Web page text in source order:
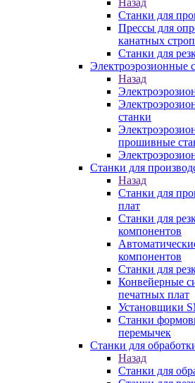
Назад
Станки для
Прессы для
канатных строп
Станки для
Электроэрозионные
Назад
станки
прошивные
Станки для
Назад
Станки для
плат
Станки для
компонентов
компонентов
Станки для
Конвейерные
печатных плат
Установщики
Станки
перемычек
Станки для
Назад
Станки для